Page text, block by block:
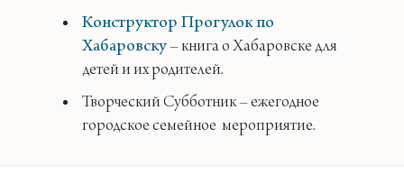
Конструктор Прогулок по
Хабаровску– книга о Хабаровске для
детей и их родителей.
Творческий Субботник – ежегодное
городское семейное мероприятие.